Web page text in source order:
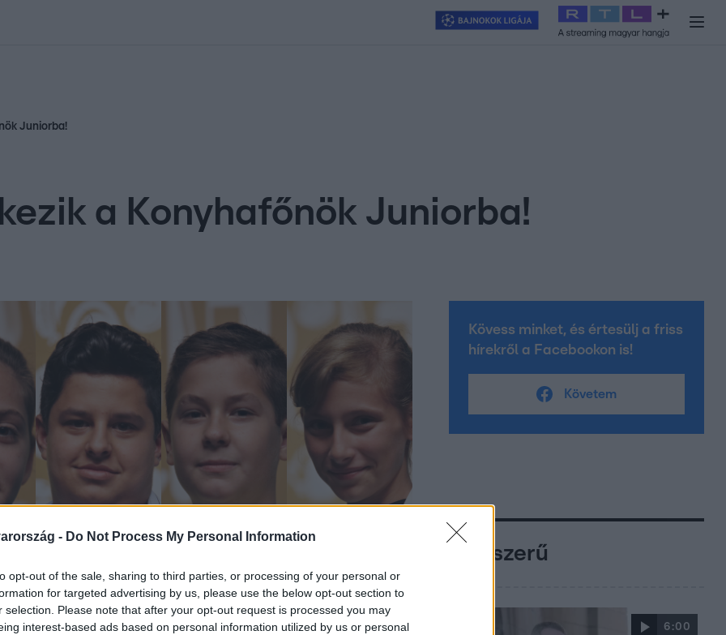
- Do Not Process My Personal Information
opt-out of the sale, sharing to third parties, or processing of your personal or
for targeted advertising by us, please use the below opt-out section to
selection. Please note that after your opt-out request is processed you may
interest-based ads based on personal information utilized by us or personal
Exek csatája 2026 Celeb vagyok, ments ki innen
Juniorba!
a Konyhafőnök Juniorba!
Kövess minket, és értesülj a friss
hírekről a Facebookon is!
Követem
Népszerű
6:00